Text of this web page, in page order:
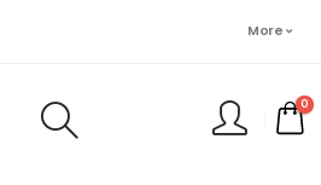
More
0